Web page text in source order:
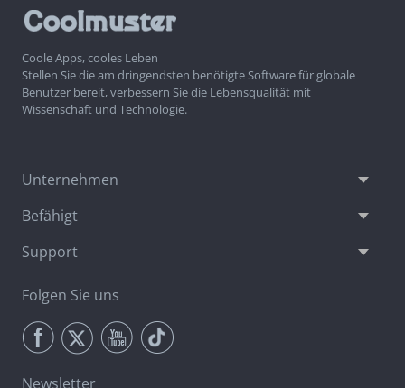
Coole Apps, cooles Leben
Stellen Sie die am dringendsten benötigte Software für globale
Benutzer bereit, verbessern Sie die Lebensqualität mit
Wissenschaft und Technologie.
Unternehmen
Befähigt
Support
Folgen Sie uns
Newsletter